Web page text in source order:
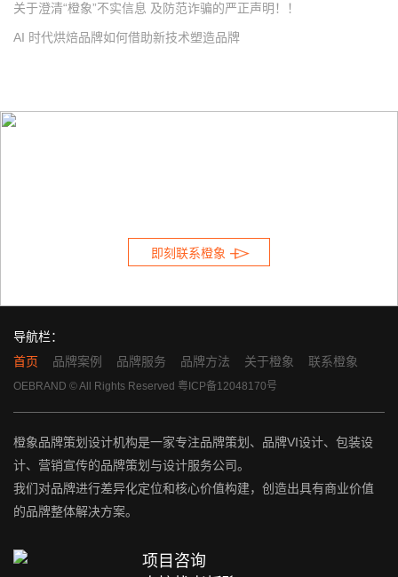
关于澄清“橙象”不实信息 及防范诈骗的严正声明！！
AI 时代烘焙品牌如何借助新技术塑造品牌
即刻联系橙象 
导航栏：
首页
品牌案例 品牌服务 品牌方法 关于橙象 联系橙象
OEBRAND © All Rights Reserved 粤ICP备12048170号
橙象品牌策划设计机构是一家专注品牌策划、品牌VI设计、包装设
计、营销宣传的品牌策划与设计服务公司。
我们对品牌进行差异化定位和核心价值构建，创造出具有商业价值
的品牌整体解决方案。
项目咨询